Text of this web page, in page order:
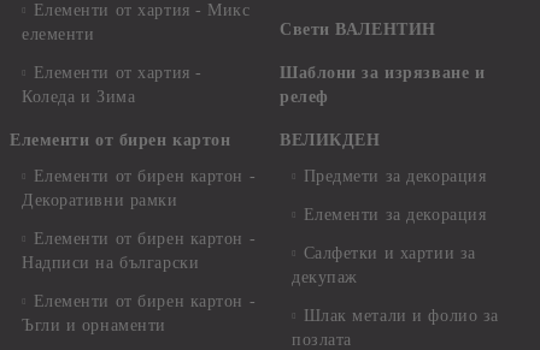
Елементи от хартия - Микс
елементи
Елементи от хартия -
Коледа и Зима
Елементи от бирен картон
Елементи от бирен картон -
Декоративни рамки
Елементи от бирен картон -
Надписи на български
Елементи от бирен картон -
Ъгли и орнаменти
Свети ВАЛЕНТИН
Шаблони за изрязване и
релеф
ВЕЛИКДЕН
Предмети за декорация
Елементи за декорация
Салфетки и хартии за
декупаж
Шлак метали и фолио за
позлата